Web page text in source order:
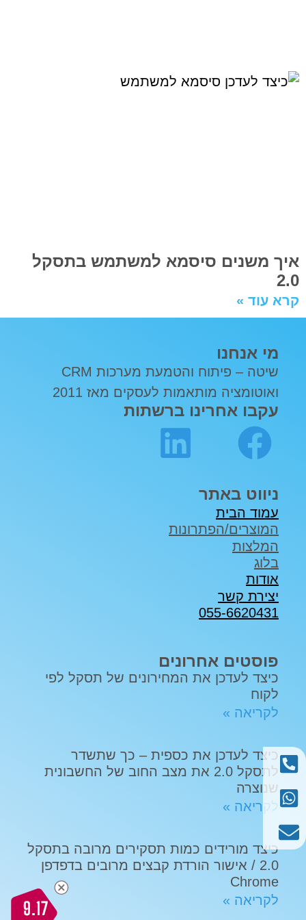
איך משנים סיסמא למשתמש בתסקל
2.0
קרא עוד »
מי אנחנו
שיטה – פיתוח והטמעת מערכות CRM
ואוטומציה מותאמות לעסקים מאז 2011
עקבו אחרינו ברשתות
ניווט באתר
עמוד הבית
המוצרים/הפתרונות
המלצות
בלוג
אודות
יצירת קשר
055-6620431
פוסטים אחרונים
כיצד לעדכן את המחירונים של תסקל לפי
לקוח
לקריאה »
כיצד לעדכן את כספית – כך שתשדר
לתסקל 2.0 את מצב החוב של החשבונית
שנוצרה
לקריאה »
כיצד מורידים כמות תסקירים מרובה בתסקל
2.0 / אישור הורדת קבצים מרובים בדפדפן
Chrome
לקריאה »
9.17